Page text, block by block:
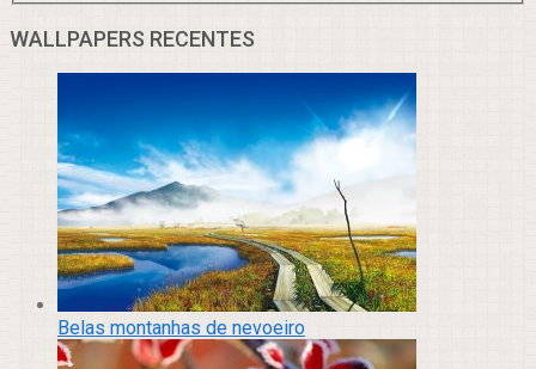
WALLPAPERS RECENTES
Belas montanhas de nevoeiro